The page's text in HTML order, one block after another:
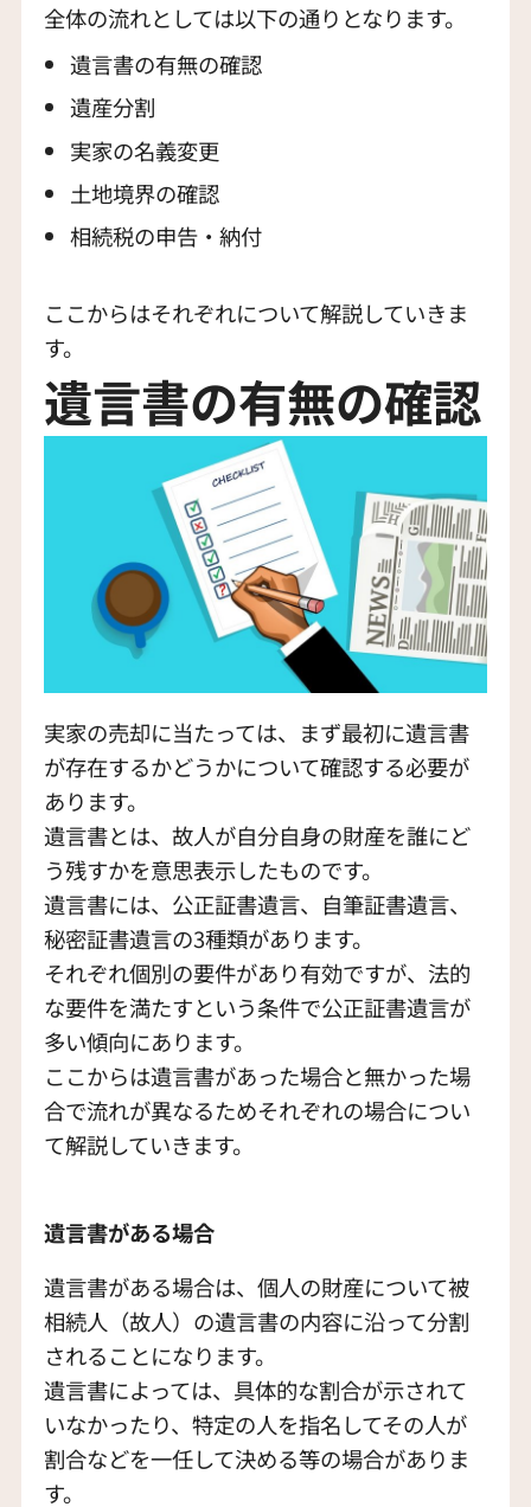
全体の流れとしては以下の通りとなります。
遺言書の有無の確認
遺産分割
実家の名義変更
土地境界の確認
相続税の申告・納付
ここからはそれぞれについて解説していきま
す。
遺言書の有無の確認
実家の売却に当たっては、まず最初に遺言書
が存在するかどうかについて確認する必要が
あります。
遺言書とは、故人が自分自身の財産を誰にど
う残すかを意思表示したものです。
遺言書には、公正証書遺言、自筆証書遺言、
秘密証書遺言の3種類があります。
それぞれ個別の要件があり有効ですが、法的
な要件を満たすという条件で公正証書遺言が
多い傾向にあります。
ここからは遺言書があった場合と無かった場
合で流れが異なるためそれぞれの場合につい
て解説していきます。
遺言書がある場合
遺言書がある場合は、個人の財産について被
相続人（故人）の遺言書の内容に沿って分割
されることになります。
遺言書によっては、具体的な割合が示されて
いなかったり、特定の人を指名してその人が
割合などを一任して決める等の場合がありま
す。